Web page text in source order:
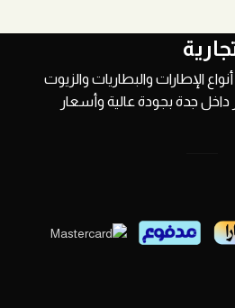
الإطارات والبطاريات والزيوت
داخل جدة بجودة عالية وأسعار